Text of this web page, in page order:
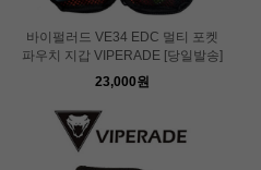
바이펄러드 VE34 EDC 멀티 포켓
파우치 지갑 VIPERADE [당일발송]
23,000원